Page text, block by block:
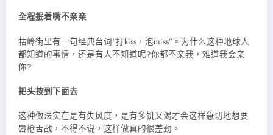
全程抿着嘴不亲亲
牯岭街里有一句经典台词“打kiss，泡miss”。为什么这种地球人
都知道的事情，还是有人不知道呢?你都不亲我，难道我会亲
你?
把头按到下面去
这种做法实在是有失风度，是有多饥又渴才会这样急切地想要
唇枪舌战，不得不说，这样做真的很差劲。